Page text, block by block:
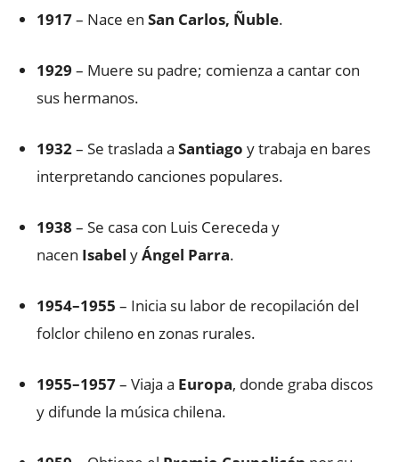
1917– Nace en San Carlos, Ñuble.
1929 – Muere su padre; comienza a cantar con
sus hermanos.
1932– Se traslada a Santiago y trabaja en bares
interpretando canciones populares.
1938 – Se casa con Luis Cereceda y
nacen Isabel yÁngel Parra.
1954–1955 – Inicia su labor de recopilación del
folclor chileno en zonas rurales.
1955–1957– Viaja a Europa, donde graba discos
y difunde la música chilena.